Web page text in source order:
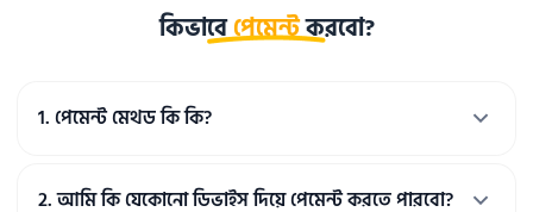
কিভাবেপেমেন্টকরবো?
1. পেমেন্ট মেথড কি কি?
2. আমি কি যেকোনো ডিভাইস দিয়ে পেমেন্ট করতে পারবো?